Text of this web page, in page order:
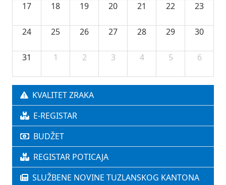
17 18 19 20 21 22 23
24 25 26 27 28 29 30
31 1 2 3 4 5 6
KVALITET ZRAKA
E-REGISTAR
BUDŽET
REGISTAR POTICAJA
SLUŽBENE NOVINE TUZLANSKOG KANTONA